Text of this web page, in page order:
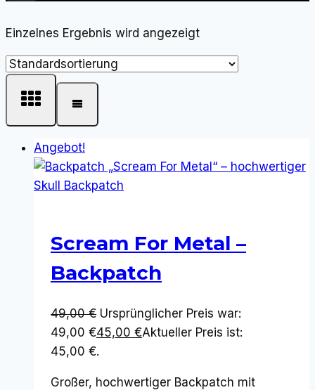
Einzelnes Ergebnis wird angezeigt
Angebot!
Scream For Metal –
Backpatch
49,00€ Ursprünglicher Preis war:
49,00 €45,00 €Aktueller Preis ist:
45,00 €.
Großer, hochwertiger Backpatch mit